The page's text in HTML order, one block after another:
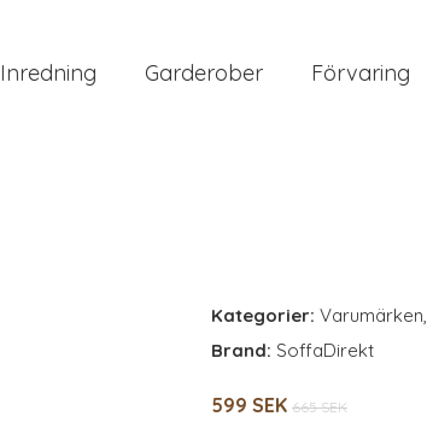
Inredning Garderober Förvaring
Kategorier: Varumärken,
Brand: SoffaDirekt
599 SEK 665 SEK